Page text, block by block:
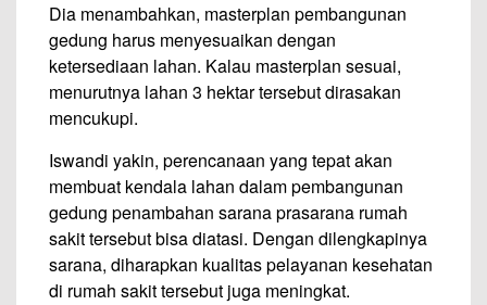
Dia menambahkan, masterplan pembangunan
gedung harus menyesuaikan dengan
ketersediaan lahan. Kalau masterplan sesuai,
menurutnya lahan 3 hektar tersebut dirasakan
mencukupi.
Iswandi yakin, perencanaan yang tepat akan
membuat kendala lahan dalam pembangunan
gedung penambahan sarana prasarana rumah
sakit tersebut bisa diatasi. Dengan dilengkapinya
sarana, diharapkan kualitas pelayanan kesehatan
di rumah sakit tersebut juga meningkat.